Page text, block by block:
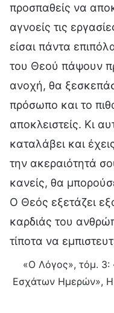
προσπαθείς να
αγνοείς τις
είσαι πάντα
του Θεού πάψουν
ανοχή, θα
πρόσωπο και το
αποκλειστείς. Κι
καταλάβει και
την ακεραιότητά
κανείς, θα
Ο Θεός εξετάζει
καρδιάς του
τίποτα να
«Ο Λόγος», τόμ. 3:
Εσχάτων Ημερών», Η